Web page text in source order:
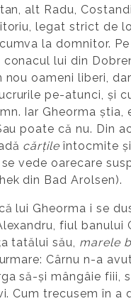
alt Radu,
legat strict de
la domnitor.
lui din
nou oameni liberi,
pe-atunci, și
Iar Gheorma
poate că nu. Din
cărțile întocmite
vede oarecare
din Bad Arolsen).
lui Gheorma i se
fiul banului
tatălui său, marele
Cârnu n-a
să-și mângâie fiii,
Cum trecusem în a